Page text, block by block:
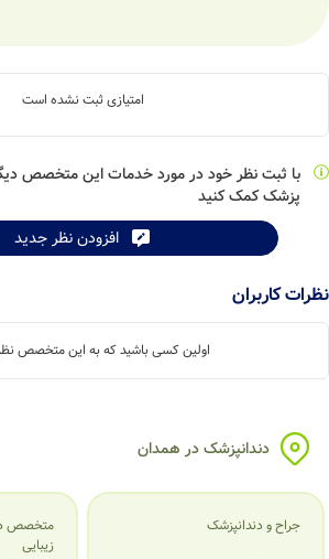
امتیازی ثبت نشده است
با ثبت نظر خود در مورد خدمات این متخصص دیگر
پزشک کمک کنید
افزودن نظر جدید
نظرات کاربران
اولین کسی باشید که به این متخصص
دندانپزشک در همدان
جراح و دندانپزشک
متخصص
زیبایی